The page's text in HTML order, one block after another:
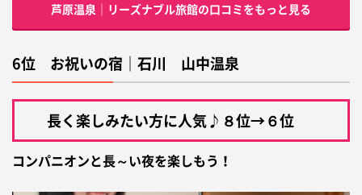
芦原温泉｜リーズナブル旅館の口コミをもっと見る
6位 お祝いの宿｜石川 山中温泉
長く楽しみたい方に人気♪８位→６位
コンパニオンと長～い夜を楽しもう！